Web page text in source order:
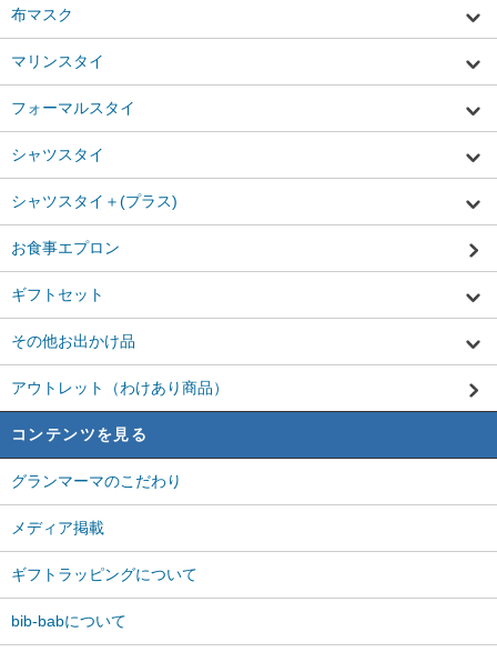
布マスク
マリンスタイ
フォーマルスタイ
シャツスタイ
シャツスタイ＋(プラス)
お食事エプロン
ギフトセット
その他お出かけ品
アウトレット（わけあり商品）
コンテンツを見る
グランマーマのこだわり
メディア掲載
ギフトラッピングについて
bib-babについて